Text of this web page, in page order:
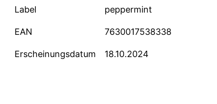
Label peppermint
EAN 7630017538338
Erscheinungsdatum 18.10.2024